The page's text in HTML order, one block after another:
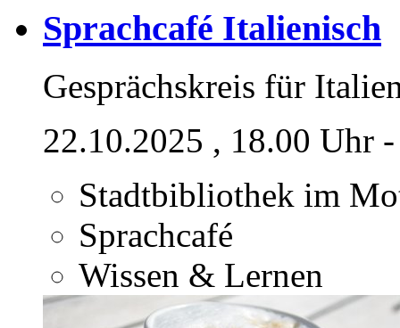
Sprachcafé Italienisch
Gesprächskreis für
22.10.2025 , 18.00 Uhr
Stadtbibliothek im
Sprachcafé
Wissen & Lernen